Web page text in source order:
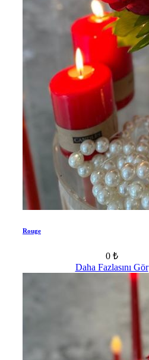
Rouge
0 ₺
Daha Fazlasını Gör